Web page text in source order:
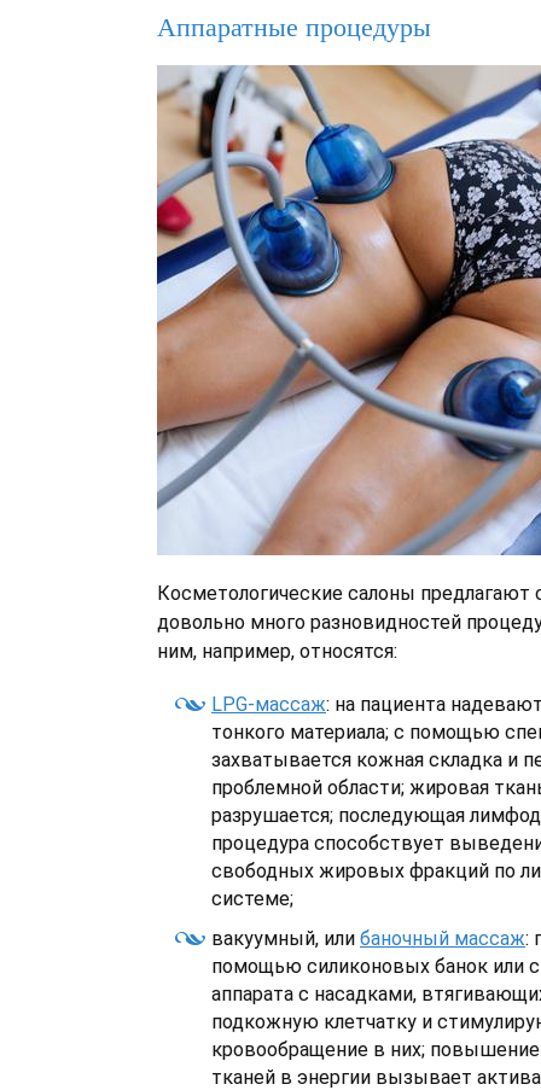
Аппаратные процедуры
Косметологические салоны предлагают
довольно много разновидностей
ним, например, относятся:
LPG-массаж: на пациента
тонкого материала; с помощью
захватывается кожная складка и
проблемной области; жировая
разрушается; последующая
процедура способствует
свободных жировых фракций по
системе;
вакуумный, или баночный массаж:
помощью силиконовых банок или
аппарата с насадками,
подкожную клетчатку и
кровообращение в них;
тканей в энергии вызывает